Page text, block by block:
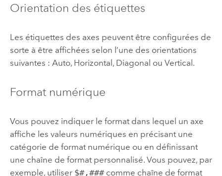
Orientation des étiquettes
Les étiquettes des axes peuvent être configurées de
sorte à être affichées selon l’une des orientations
suivantes : Auto, Horizontal, Diagonal ou Vertical.
Format numérique
Vous pouvez indiquer le format dans lequel un axe
affiche les valeurs numériques en précisant une
catégorie de format numérique ou en définissant
une chaîne de format personnalisé. Vous pouvez, par
exemple, utiliser $#,###comme chaîne de format